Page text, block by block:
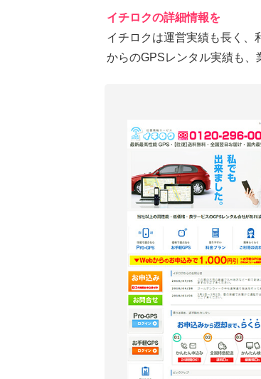
イチロクの詳細情報を
イチロクは運営実績も長く、
からのGPSレンタル実績も、